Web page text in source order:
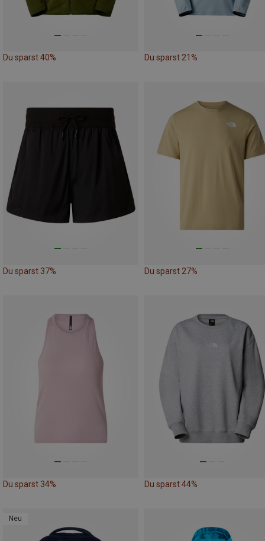
Du sparst 40% Du sparst 21%
Du sparst 37% Du sparst 27%
Du sparst 34% Du sparst 44%
Neu